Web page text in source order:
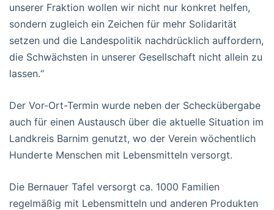
unserer Fraktion wollen wir nicht nur konkret helfen,
sondern zugleich ein Zeichen für mehr Solidarität
setzen und die Landespolitik nachdrücklich auffordern,
die Schwächsten in unserer Gesellschaft nicht allein zu
lassen.“
Der Vor-Ort-Termin wurde neben der Scheckübergabe
auch für einen Austausch über die aktuelle Situation im
Landkreis Barnim genutzt, wo der Verein wöchentlich
Hunderte Menschen mit Lebensmitteln versorgt.
Die Bernauer Tafel versorgt ca. 1000 Familien
regelmäßig mit Lebensmitteln und anderen Produkten